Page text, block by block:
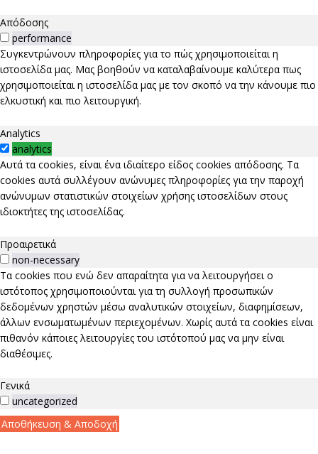
Απόδοσης
performance
Συγκεντρώνουν πληροφορίες για το πώς χρησιμοποιείται η
ιστοσελίδα μας. Μας βοηθούν να καταλαβαίνουμε καλύτερα πως
χρησιμοποιείται η ιστοσελίδα μας με τον σκοπό να την κάνουμε πιο
ελκυστική και πιο λειτουργική.
Analytics
analytics
Αυτά τα cookies, είναι ένα ιδιαίτερο είδος cookies απόδοσης. Τα
cookies αυτά συλλέγουν ανώνυμες πληροφορίες για την παροχή
ανώνυμων στατιστικών στοιχείων χρήσης ιστοσελίδων στους
ιδιοκτήτες της ιστοσελίδας.
Προαιρετικά
non-necessary
Τα cookies που ενώ δεν απαραίτητα για να λειτουργήσει ο
ιστότοπος χρησιμοποιούνται για τη συλλογή προσωπικών
δεδομένων χρηστών μέσω αναλυτικών στοιχείων, διαφημίσεων,
άλλων ενσωματωμένων περιεχομένων. Χωρίς αυτά τα cookies είναι
πιθανόν κάποιες λειτουργίες του ιστότοπού μας να μην είναι
διαθέσιμες.
Γενικά
uncategorized
Αποθήκευση & Αποδοχή